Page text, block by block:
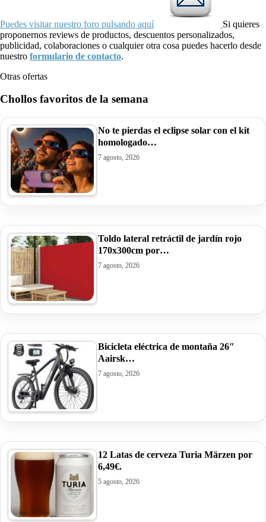
Puedes visitar nuestro foro pulsando aquí
Si quieres
proponernos reviews de productos, descuentos personalizados,
publicidad, colaboraciones o cualquier otra cosa puedes hacerlo desde
nuestro formulario de contacto.
Otras ofertas
Chollos favoritos de la semana
No te pierdas el eclipse solar con el kit
homologado…
7 agosto, 2026
Toldo lateral retráctil de jardín rojo
170x300cm por…
7 agosto, 2026
Bicicleta eléctrica de montaña 26″
Aairsk…
7 agosto, 2026
12 Latas de cerveza Turia Märzen por
6,49€.
5 agosto, 2026